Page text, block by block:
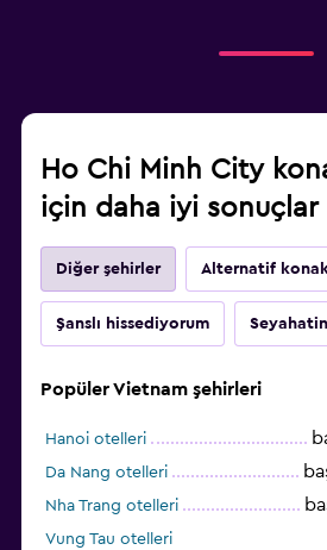
Ho Chi Minh City
için daha iyi sonuçlar
Diğer şehirler Alternatif
Şanslı hissediyorum
Popüler Vietnam şehirleri
Hanoi otelleri
Da Nang otelleri
Nha Trang otelleri
Vung Tau otelleri